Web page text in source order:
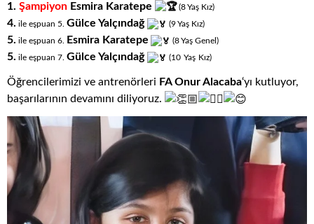
1. Şampiyon Esmira Karatepe (8Yaş Kız)
4. ile eşpuan 5. Gülce Yalçındağ (9Yaş Kız)
5. ile eşpuan 6. Esmira Karatepe (8Yaş Genel)
5. ile eşpuan 7. Gülce Yalçındağ (10 Yaş Kız)
Öğrencilerimizi ve antrenörleri FA Onur Alacaba‘yı kutluyor,
başarılarının devamını diliyoruz.